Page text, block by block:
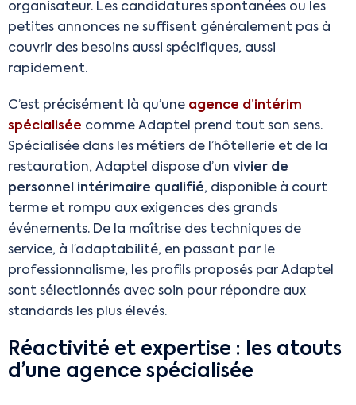
organisateur. Les candidatures spontanées ou les
petites annonces ne suffisent généralement pas à
couvrir des besoins aussi spécifiques, aussi
rapidement.
C’est précisément là qu’une agence d’intérim
spécialisée comme Adaptel prend tout son sens.
Spécialisée dans les métiers de l’hôtellerie et de la
restauration, Adaptel dispose d’un vivier de
personnel intérimaire qualifié, disponible à court
terme et rompu aux exigences des grands
événements. De la maîtrise des techniques de
service, à l’adaptabilité, en passant par le
professionnalisme, les profils proposés par Adaptel
sont sélectionnés avec soin pour répondre aux
standards les plus élevés.
Réactivité et expertise : les atouts
d’une agence spécialisée